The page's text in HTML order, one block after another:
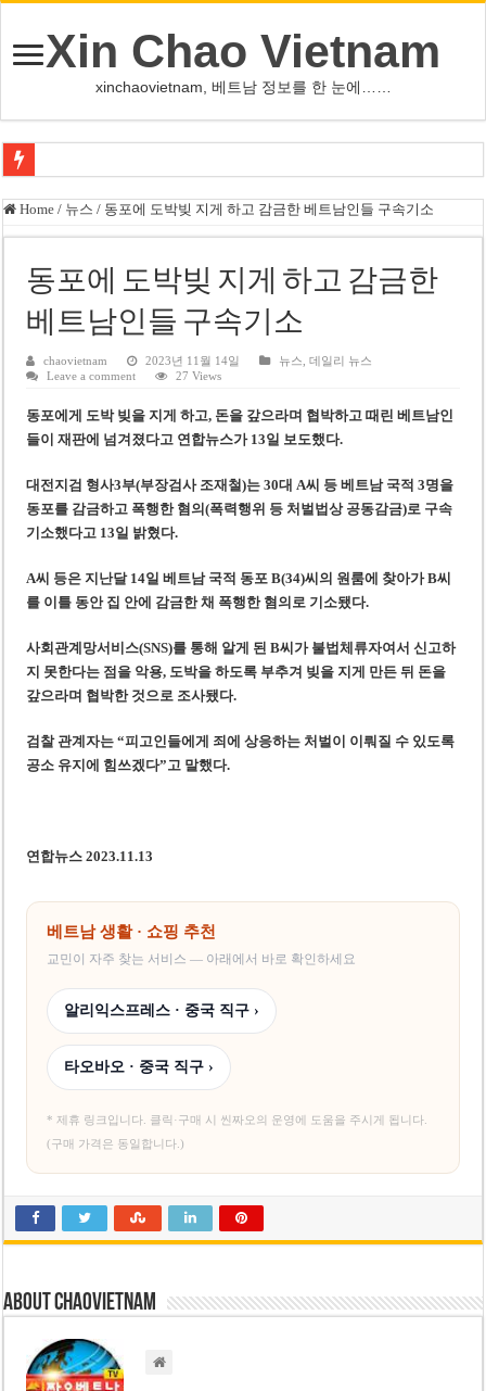
Xin Chao Vietnam
xinchaovietnam, 베트남 정보를 한 눈에……
오덕 목사, 32년 베트남 삶 담은 첫 디카시집 ‘한 컷의 서정’ 출간
베트남 화학·플라스틱 기업 납세 상위 10곳 공개…절반은 국영기업
MWG 대표 “올해 이익 목표 9조2천억동, 2~3개월 조기 달성 자신”
FIFA 인판티노 회장, 유럽 축구계·북미 정치권 불신임 압박 직면
호찌민시, 올해 국경절 연휴 5일 연속 휴무 확정… 8월 29일~9월 2일
우크라이나 전황 1,623일: 키이우, 탄도미사일 요격 실패…드론, 모스크바 집
미 국방부, 육군 참모총장 임명 난항
조세심판원, 배우 유연석 30억 세금 불복 청구 기각
Home / 뉴스 / 동포에 도박빚 지게 하고 감금한 베트남인들 구속기소
동포에 도박빚 지게 하고 감금한
베트남인들 구속기소
chaovietnam 2023년 11월 14일 뉴스 ,데일리 뉴스
Leave a comment
27 Views
동포에게 도박 빚을 지게 하고, 돈을 갚으라며 협박하고 때린 베트남인
들이 재판에 넘겨졌다고 연합뉴스가 13일 보도했다.
대전지검 형사3부(부장검사 조재철)는 30대 A씨 등 베트남 국적 3명을
동포를 감금하고 폭행한 혐의(폭력행위 등 처벌법상 공동감금)로 구속
기소했다고 13일 밝혔다.
A씨 등은 지난달 14일 베트남 국적 동포 B(34)씨의 원룸에 찾아가 B씨
를 이틀 동안 집 안에 감금한 채 폭행한 혐의로 기소됐다.
사회관계망서비스(SNS)를 통해 알게 된 B씨가 불법체류자여서 신고하
지 못한다는 점을 악용, 도박을 하도록 부추겨 빚을 지게 만든 뒤 돈을
갚으라며 협박한 것으로 조사됐다.
검찰 관계자는 “피고인들에게 죄에 상응하는 처벌이 이뤄질 수 있도록
공소 유지에 힘쓰겠다”고 말했다.
연합뉴스 2023.11.13
베트남 생활 · 쇼핑 추천
교민이 자주 찾는 서비스 — 아래에서 바로 확인하세요
알리익스프레스 · 중국 직구 ›
타오바오 · 중국 직구 ›
* 제휴 링크입니다. 클릭·구매 시 씬짜오의 운영에 도움을 주시게 됩니다.
(구매 가격은 동일합니다.)
About chaovietnam